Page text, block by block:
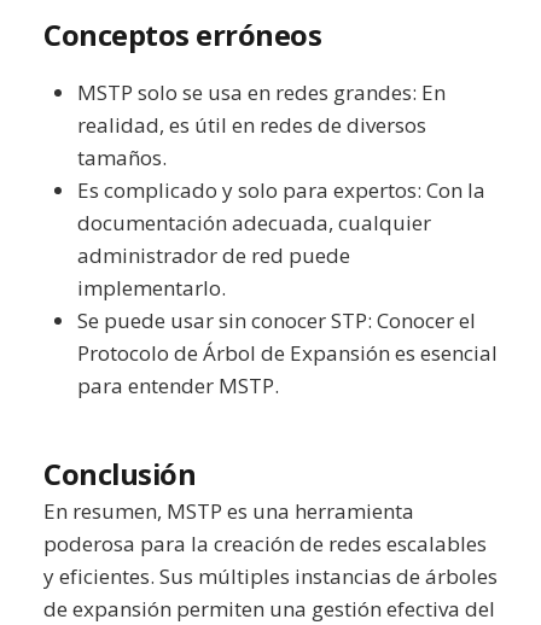
Conceptos erróneos
MSTP solo se usa en redes grandes: En
realidad, es útil en redes de diversos
tamaños.
Es complicado y solo para expertos: Con la
documentación adecuada, cualquier
administrador de red puede
implementarlo.
Se puede usar sin conocer STP: Conocer el
Protocolo de Árbol de Expansión es esencial
para entender MSTP.
Conclusión
En resumen, MSTP es una herramienta
poderosa para la creación de redes escalables
y eficientes. Sus múltiples instancias de árboles
de expansión permiten una gestión efectiva del